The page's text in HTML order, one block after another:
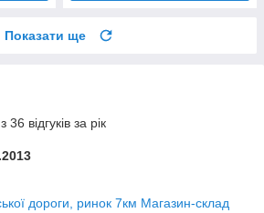
Показати ще
відгуків за рік
дороги, ринок 7км Магазин-склад